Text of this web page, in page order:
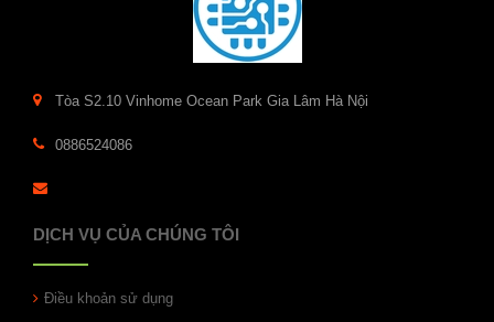
Tòa S2.10 Vinhome Ocean Park Gia Lâm Hà Nội
0886524086
DỊCH VỤ CỦA CHÚNG TÔI
Điều khoản sử dụng